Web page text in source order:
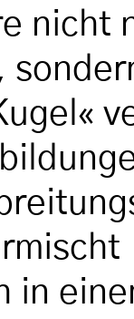
nicht
in